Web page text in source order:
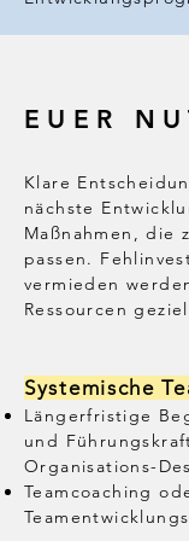
Methoden nach
Gewohnheit uns
bekannte Wege
Transfersicherung.
nach der
unseren Kunden
Was wir tun, soll
EUER
Klare
nächste
Maßnahmen, die
passen.
vermieden
Ressourcen
Systemische
Längerfristige
und
Organisations-
Teamcoaching